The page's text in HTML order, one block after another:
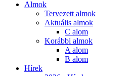
Almok
Tervezett almok
Aktuális almok
C alom
Korábbi almok
A alom
B alom
Hírek